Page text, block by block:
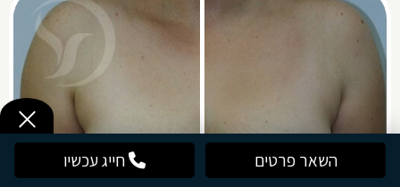
השאר פרטים חייג עכשיו